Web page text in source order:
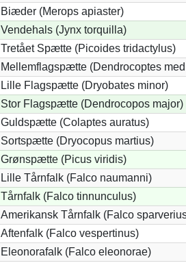
Biæder (Merops apiaster)
Vendehals (Jynx torquilla)
Tretået Spætte (Picoides tridactylus)
Mellemflagspætte (Dendrocoptes
Lille Flagspætte (Dryobates minor)
Stor Flagspætte (Dendrocopos major)
Guldspætte (Colaptes auratus)
Sortspætte (Dryocopus martius)
Grønspætte (Picus viridis)
Lille Tårnfalk (Falco naumanni)
Tårnfalk (Falco tinnunculus)
Amerikansk Tårnfalk (Falco
Aftenfalk (Falco vespertinus)
Eleonorafalk (Falco eleonorae)